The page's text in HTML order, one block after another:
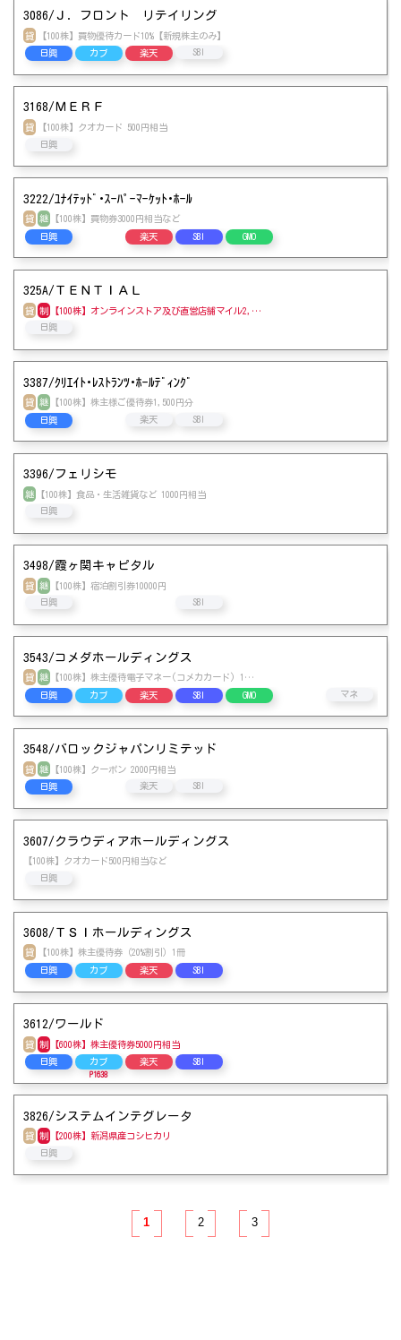
3086/Ｊ．フロント リテイリング
貸
【100株】買物優待カード10%【新規株主のみ】
日興
カブ 楽天 SBI
3168/ＭＥＲＦ
貸
【100株】クオカード 500円相当
日興
3222/ﾕﾅｲﾃｯﾄﾞ･ｽｰﾊﾟｰﾏｰｹｯﾄ･ﾎｰﾙ
貸 継
【100株】買物券3000円相当など
日興
楽天 SBI GMO
325A/ＴＥＮＴＩＡＬ
貸 制
【100株】オンラインストア及び直営店舗マイル2,…
日興
3387/ｸﾘｴｲﾄ･ﾚｽﾄﾗﾝﾂ･ﾎｰﾙﾃﾞｨﾝｸﾞ
貸 継
【100株】株主様ご優待券1,500円分
日興
楽天 SBI
3396/フェリシモ
継
【100株】食品・生活雑貨など 1000円相当
日興
3498/霞ヶ関キャピタル
貸 継
【100株】宿泊割引券10000円
日興
SBI
3543/コメダホールディングス
貸 継
【100株】株主優待電子マネー(コメカカード) 1…
日興
カブ 楽天 SBI GMO マネ
3548/バロックジャパンリミテッド
貸 継
【100株】クーポン 2000円相当
日興
楽天 SBI
3607/クラウディアホールディングス
【100株】クオカード500円相当など
日興
3608/ＴＳＩホールディングス
貸
【100株】株主優待券（20%割引）1冊
日興
カブ 楽天 SBI
3612/ワールド
貸 制
【600株】株主優待券5000円相当
日興
カブ
P1638
楽天 SBI
3826/システムインテグレータ
貸 制
【200株】新潟県産コシヒカリ
日興
1 2 3